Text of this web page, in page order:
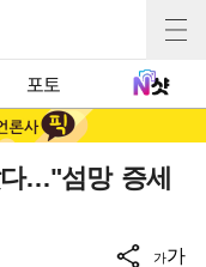
포토
…"섬망 증세
가가